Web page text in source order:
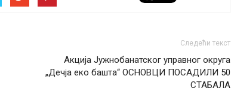
Следећи текст
Акција Јужнобанатског управног округа
„Дечја еко башта“ ОСНОВЦИ ПОСАДИЛИ 50
СТАБАЛА